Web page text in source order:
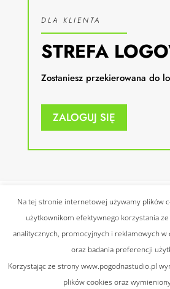
DLA KLIENTA
STREFA
Zostaniesz przekierowana do
ZALOGUJ SIĘ
© 2021 Wszelkie prawa
zastrzeżone |Polityka
prywatności| Regulamin
Na tej stronie internetowej używamy plików
użytkownikom efektywnego korzystania
analitycznych, promocyjnych i reklamowych w
oraz badania preferencji
Korzystając ze strony www.pogodnastudio.pl
plików cookies oraz